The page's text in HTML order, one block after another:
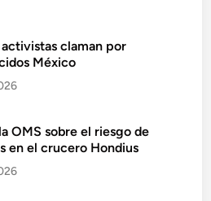
claman por
México
OMS sobre el riesgo de
en el crucero Hondius